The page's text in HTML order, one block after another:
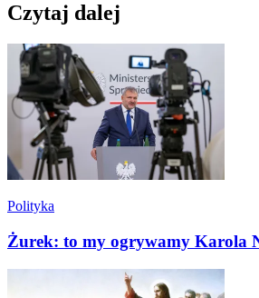
Czytaj dalej
Polityka
Żurek: to my ogrywamy Karola